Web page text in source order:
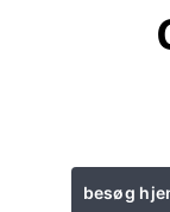
besøg